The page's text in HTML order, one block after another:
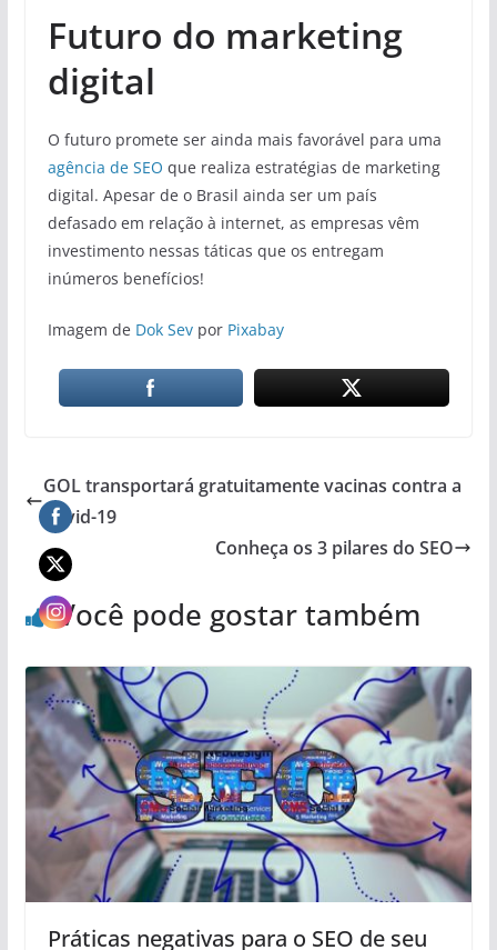
Futuro do marketing
digital
O futuro promete ser ainda mais favorável para uma
agência de SEO que realiza estratégias de marketing
digital. Apesar de o Brasil ainda ser um país
defasado em relação à internet, as empresas vêm
investimento nessas táticas que os entregam
inúmeros benefícios!
Imagem de Dok Sevpor Pixabay
GOL transportará gratuitamente vacinas contra a
Covid-19
Conheça os 3 pilares do SEO
Você pode gostar também
Práticas negativas para o SEO de seu